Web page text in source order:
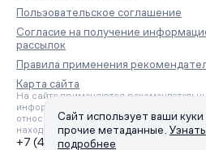
Пользовательское соглашение
Согласие на получение
рассылок
Правила применения
Карта сайта
На сайте применяются
информации на основе сбора,
относящихся к предпочтениям
находящихся на территории
+7 (495) 157-88-80
Сайт использует ваши куки
прочие метаданные. Узнать
подробнее